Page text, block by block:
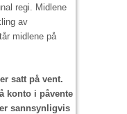
regi. Midlene
av
midlene på
satt på vent.
konto i påvente
sannsynligvis